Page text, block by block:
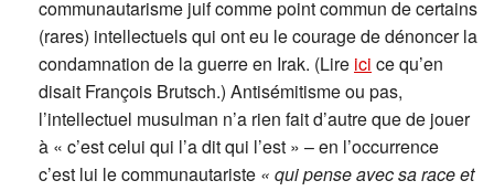
communautarisme juif comme point commun de certains
(rares) intellectuels qui ont eu le courage de dénoncer la
condamnation de la guerre en Irak. (Lire ici ce qu’en
disait François Brutsch.) Antisémitisme ou pas,
l’intellectuel musulman n’a rien fait d’autre que de jouer
à « c’est celui qui l’a dit qui l’est » – en l’occurrence
c’est lui le communautariste « qui pense avec sa race et